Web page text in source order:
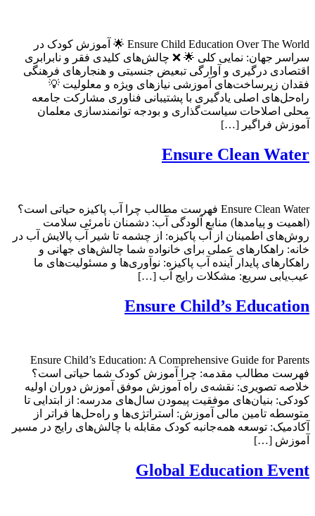
Ensure Child Education Over The World 🌟 آموزش کودک در
سراسر جهان: نمایی کلی 🌟 ❌ چالش‌های کلیدی فقر و نابرابری
اقتصادی درگیری و آوارگی تبعیض جنسیتی و هنجارهای فرهنگی
فقدان زیرساخت‌های آموزشی نیازهای ویژه و معلولیت 💡
راه‌حل‌های اصلی یادگیری با پشتیبانی فناوری مشارکت جامعه
محلی اصلاحات سیاست‌گذاری و بودجه توانمندسازی معلمان
آموزش فراگیر […]
Ensure Clean Water
Ensure Clean Water فهرست مطالب چرا آب پاکیزه حیاتی است؟
(اهمیت و پیامدها) منابع آلودگی آب: دشمنان نامرئی سلامت
روش‌های اطمینان از آب پاکیزه: از چشمه تا شیر آب پالایش آب در
خانه: راهکارهای عملی برای خانواده شما چالش‌های جهانی و
راهکارهای پایدار آینده آب پاکیزه: نوآوری‌ها و مسئولیت‌های ما
عیب‌یابی سریع: مشکلات رایج آب […]
Ensure Child’s Education
Ensure Child’s Education: A Comprehensive Guide for Parents
فهرست مطالب مقدمه: چرا آموزش کودک شما حیاتی است؟
خلاصه تصویری: نقشه‌ی راه آموزش موفق آموزش دوران اولیه
کودکی: بنیان‌های موفقیت پیمودن سال‌های مدرسه: از ابتدایی تا
متوسطه تامین مالی آموزش: استراتژی‌ها و راه‌حل‌ها فراتر از
آکادمیک: توسعه همه‌جانبه کودک مقابله با چالش‌های رایج در مسیر
آموزش […]
Global Education Event